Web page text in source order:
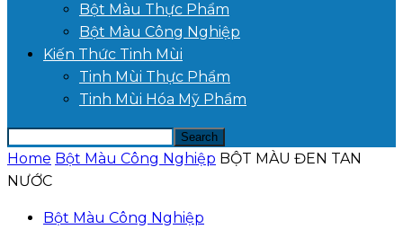
Bột Màu Thực Phẩm
Bột Màu Công Nghiệp
Kiến Thức Tinh Mùi
Tinh Mùi Thực Phẩm
Tinh Mùi Hóa Mỹ Phẩm
Home Bột Màu Công Nghiệp BỘT MÀU ĐEN TAN
NƯỚC
Bột Màu Công Nghiệp